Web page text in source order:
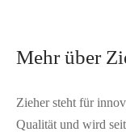
Mehr über
Zieher steht für
Qualität und wird